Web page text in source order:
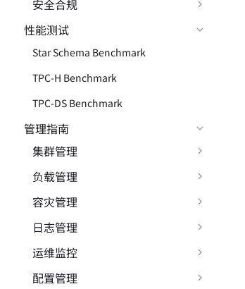
安全合规
性能测试
Star Schema Benchmark
TPC-H Benchmark
TPC-DS Benchmark
管理指南
集群管理
负载管理
容灾管理
日志管理
运维监控
配置管理